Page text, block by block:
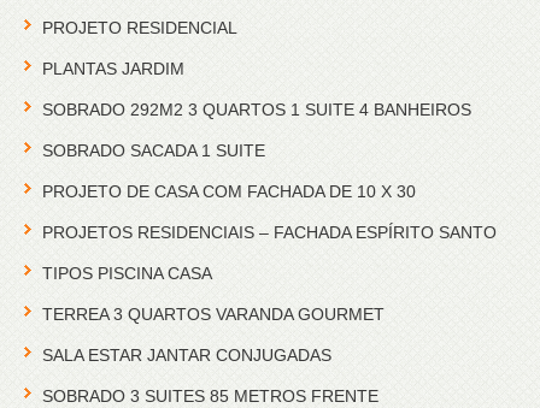
PROJETO RESIDENCIAL
PLANTAS JARDIM
SOBRADO 292M2 3 QUARTOS 1 SUITE 4 BANHEIROS
SOBRADO SACADA 1 SUITE
PROJETO DE CASA COM FACHADA DE 10 X 30
PROJETOS RESIDENCIAIS – FACHADA ESPÍRITO SANTO
TIPOS PISCINA CASA
TERREA 3 QUARTOS VARANDA GOURMET
SALA ESTAR JANTAR CONJUGADAS
SOBRADO 3 SUITES 85 METROS FRENTE